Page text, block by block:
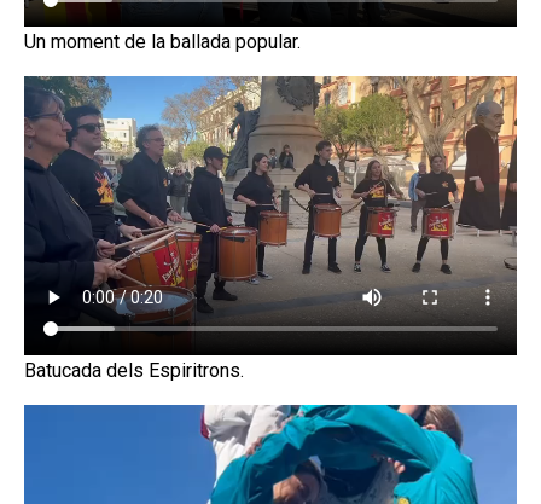
Un moment de la ballada popular.
Batucada dels Espiritrons.